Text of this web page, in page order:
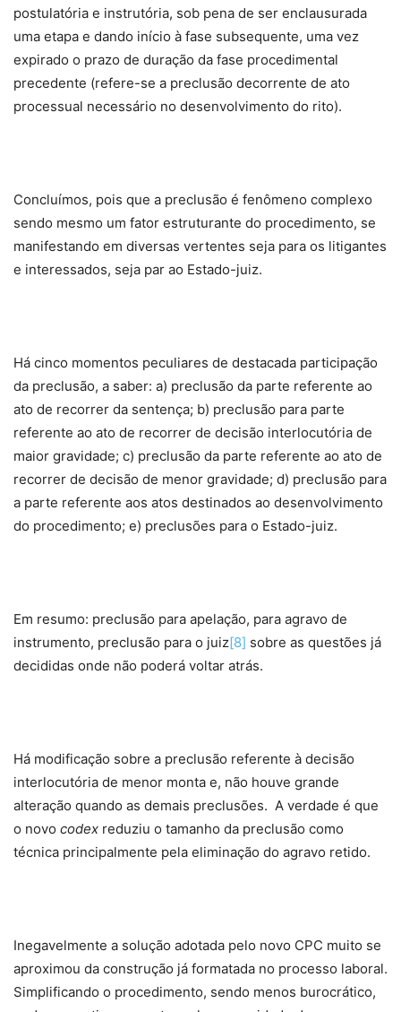
postulatória e instrutória, sob pena de ser enclausurada
uma etapa e dando início à fase subsequente, uma vez
expirado o prazo de duração da fase procedimental
precedente (refere-se a preclusão decorrente de ato
processual necessário no desenvolvimento do rito).
Concluímos, pois que a preclusão é fenômeno complexo
sendo mesmo um fator estruturante do procedimento, se
manifestando em diversas vertentes seja para os litigantes
e interessados, seja par ao Estado-juiz.
Há cinco momentos peculiares de destacada participação
da preclusão, a saber: a) preclusão da parte referente ao
ato de recorrer da sentença; b) preclusão para parte
referente ao ato de recorrer de decisão interlocutória de
maior gravidade; c) preclusão da parte referente ao ato de
recorrer de decisão de menor gravidade; d) preclusão para
a parte referente aos atos destinados ao desenvolvimento
do procedimento; e) preclusões para o Estado-juiz.
Em resumo: preclusão para apelação, para agravo de
instrumento, preclusão para o juiz[8] sobre as questões já
decididas onde não poderá voltar atrás.
Há modificação sobre a preclusão referente à decisão
interlocutória de menor monta e, não houve grande
alteração quando as demais preclusões. A verdade é que
o novo codex reduziu o tamanho da preclusão como
técnica principalmente pela eliminação do agravo retido.
Inegavelmente a solução adotada pelo novo CPC muito se
aproximou da construção já formatada no processo laboral.
Simplificando o procedimento, sendo menos burocrático,